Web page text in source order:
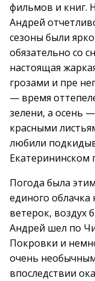
фильмов и книг.
Андрей
сезоны были
обязательно со
настоящая
грозами и пре
— время
зелени, а осень
красными
любили
Екатерининском
Погода была
единого облачка
ветерок, воздух
Андрей шел по
Покровки и
очень
впоследствии